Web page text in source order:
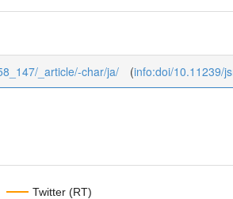
_article/-char/ja/ (info:doi/10.11239/
Twitter (RT)